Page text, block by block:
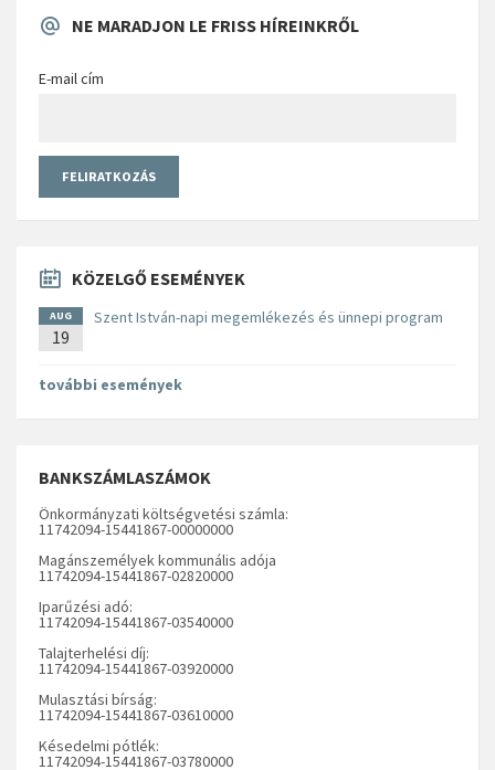
NE MARADJON LE FRISS HÍREINKRŐL
E-mail cím
KÖZELGŐ ESEMÉNYEK
AUG
19
Szent István-napi megemlékezés és ünnepi program
további események
BANKSZÁMLASZÁMOK
Önkormányzati költségvetési számla:
11742094-15441867-00000000
Magánszemélyek kommunális adója
11742094-15441867-02820000
Iparűzési adó:
11742094-15441867-03540000
Talajterhelési díj:
11742094-15441867-03920000
Mulasztási bírság:
11742094-15441867-03610000
Késedelmi pótlék:
11742094-15441867-03780000